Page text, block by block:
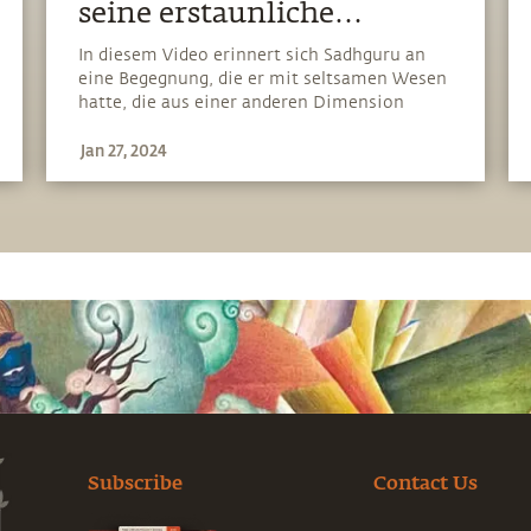
seine erstaunliche
Begegnung mit Aliens
In diesem Video erinnert sich Sadhguru an
eine Begegnung, die er mit seltsamen Wesen
hatte, die aus einer anderen Dimension
er von den traditionell anerkannten Wesen
Jan 27, 2024
Subscribe Contact Us